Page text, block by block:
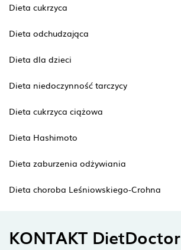
Dieta cukrzyca
Dieta odchudzająca
Dieta dla dzieci
Dieta niedoczynność tarczycy
Dieta cukrzyca ciążowa
Dieta Hashimoto
Dieta zaburzenia odżywiania
Dieta choroba Leśniowskiego-Crohna
KONTAKT DietDoctor